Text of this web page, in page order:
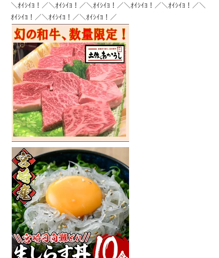
＼ｵｲｼｲﾖ！／＼ｵｲｼｲﾖ！／＼ｵｲｼｲﾖ！／＼ｵｲｼｲﾖ！／＼ｵｲｼｲﾖ！／＼
ｵｲｼｲﾖ！／＼ｵｲｼｲﾖ！／＼ｵｲｼｲﾖ！／